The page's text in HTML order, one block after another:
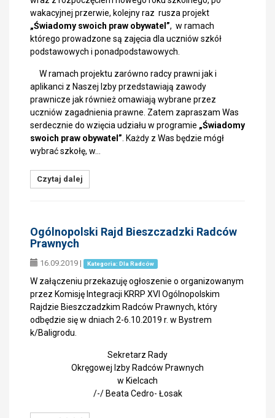
wakacyjnej przerwie, kolejny raz rusza projekt
„Świadomy swoich praw obywatel”, w ramach
którego prowadzone są zajęcia dla uczniów szkół
podstawowych i ponadpodstawowych.
W ramach projektu zarówno radcy prawni jak i
aplikanci z Naszej Izby przedstawiają zawody
prawnicze jak również omawiają wybrane przez
uczniów zagadnienia prawne. Zatem zapraszam Was
serdecznie do wzięcia udziału w programie „Świadomy
swoich praw obywatel” . Każdy z Was będzie mógł
wybrać szkołę, w…
Czytaj dalej
Ogólnopolski Rajd Bieszczadzki Radców
Prawnych
16.09.2019 | Kategoria: Dla Radców
W załączeniu przekazuję ogłoszenie o organizowanym
przez Komisję Integracji KRRP XVI Ogólnopolskim
Rajdzie Bieszczadzkim Radców Prawnych, który
odbędzie się w dniach 2-6.10.2019 r. w Bystrem
k/Baligrodu.
Sekretarz Rady
Okręgowej Izby Radców Prawnych
w Kielcach
/-/ Beata Cedro- Łosak